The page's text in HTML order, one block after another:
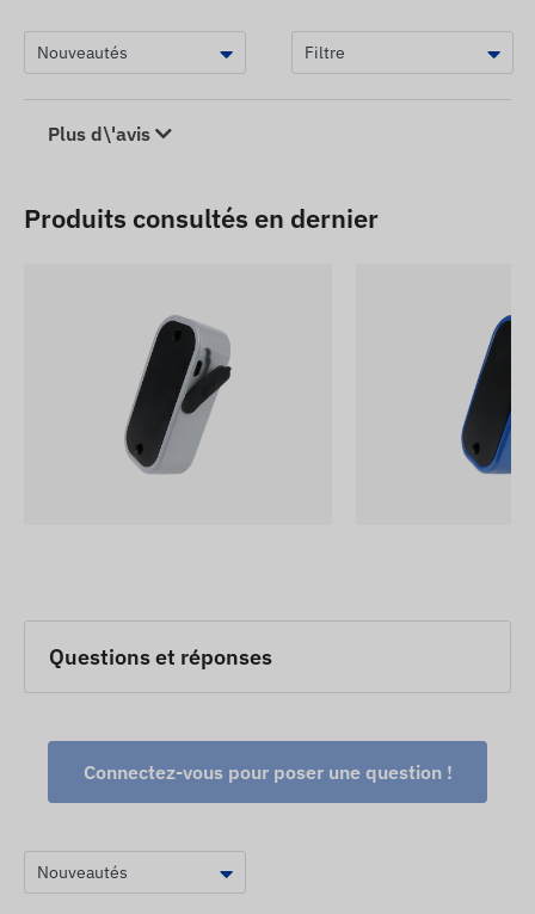
Plus d\'avis
Produits consultés en dernier
Questions et réponses
Connectez-vous pour poser une question !